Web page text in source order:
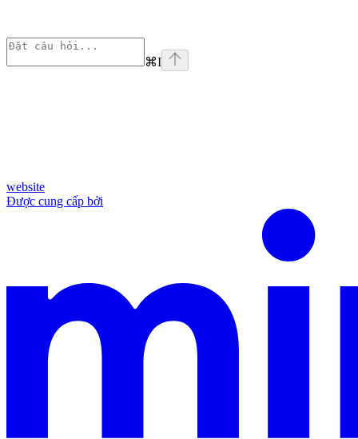
⌘I
website
Được cung cấp bởi